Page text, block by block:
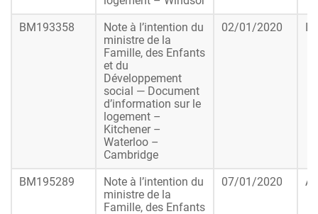
BM193358
Note à l’intention du
ministre de la
Famille, des Enfants
et du
Développement
social — Document
d’information sur le
logement –
Kitchener –
Waterloo –
Cambridge
02/01/2020
BM195289
Note à l’intention du
ministre de la
Famille, des Enfants
07/01/2020